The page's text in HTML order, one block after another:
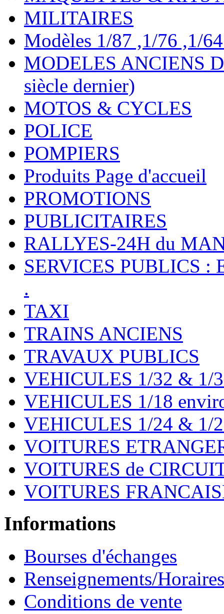
MILITAIRES
Modèles 1/87 ,1/76 ,1/
MODELES ANCIENS
siècle dernier)
MOTOS & CYCLES
POLICE
POMPIERS
Produits Page d'accueil
PROMOTIONS
PUBLICITAIRES
RALLYES-24H du
SERVICES PUBLICS :
.
TAXI
TRAINS ANCIENS
TRAVAUX PUBLICS
VEHICULES 1/32 & 1/
VEHICULES 1/18
VEHICULES 1/24 & 1/
VOITURES
VOITURES de
VOITURES
Informations
Bourses d'échanges
Renseignements/Horaires
Conditions de vente